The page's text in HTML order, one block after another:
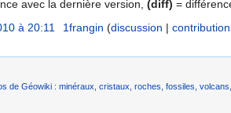
avec la dernière version, (diff) =
à 20:11 1frangin (discussion |
de Géowiki : minéraux, cristaux, roches, fossiles,